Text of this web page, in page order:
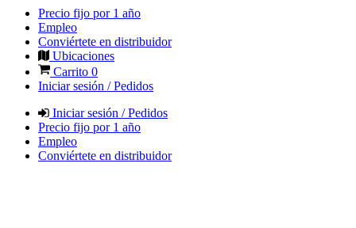
Precio fijo por 1 año
Empleo
Conviértete en distribuidor
Ubicaciones
Carrito 0
Iniciar sesión / Pedidos
Iniciar sesión / Pedidos
Precio fijo por 1 año
Empleo
Conviértete en distribuidor